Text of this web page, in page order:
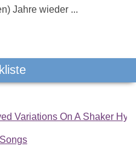
Jahre wieder ...
Variations On A Shaker